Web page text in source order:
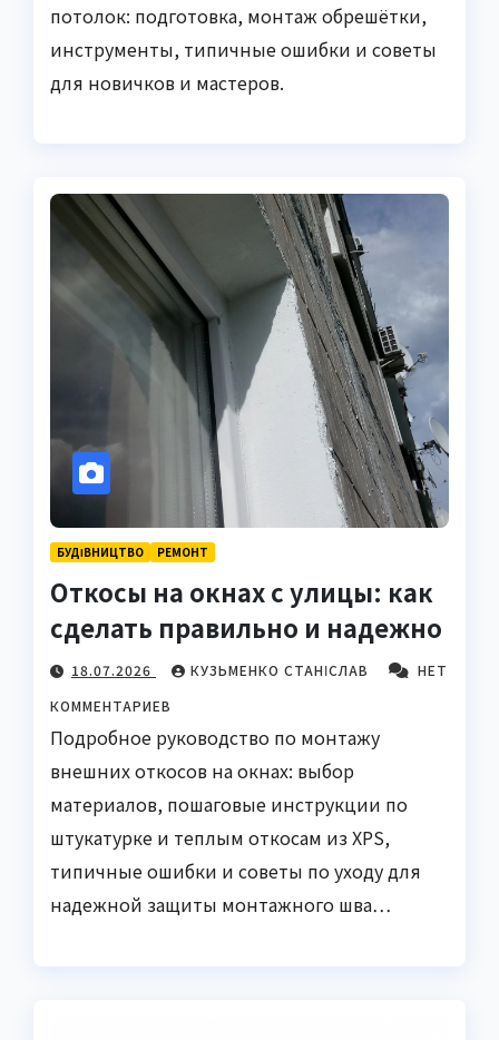
потолок: подготовка, монтаж обрешётки,
инструменты, типичные ошибки и советы
для новичков и мастеров.
БУДІВНИЦТВО РЕМОНТ
Откосы на окнах с улицы: как
сделать правильно и надежно
18.07.2026 КУЗЬМЕНКО СТАНІСЛАВ
НЕТ
КОММЕНТАРИЕВ
Подробное руководство по монтажу
внешних откосов на окнах: выбор
материалов, пошаговые инструкции по
штукатурке и теплым откосам из XPS,
типичные ошибки и советы по уходу для
надежной защиты монтажного шва…